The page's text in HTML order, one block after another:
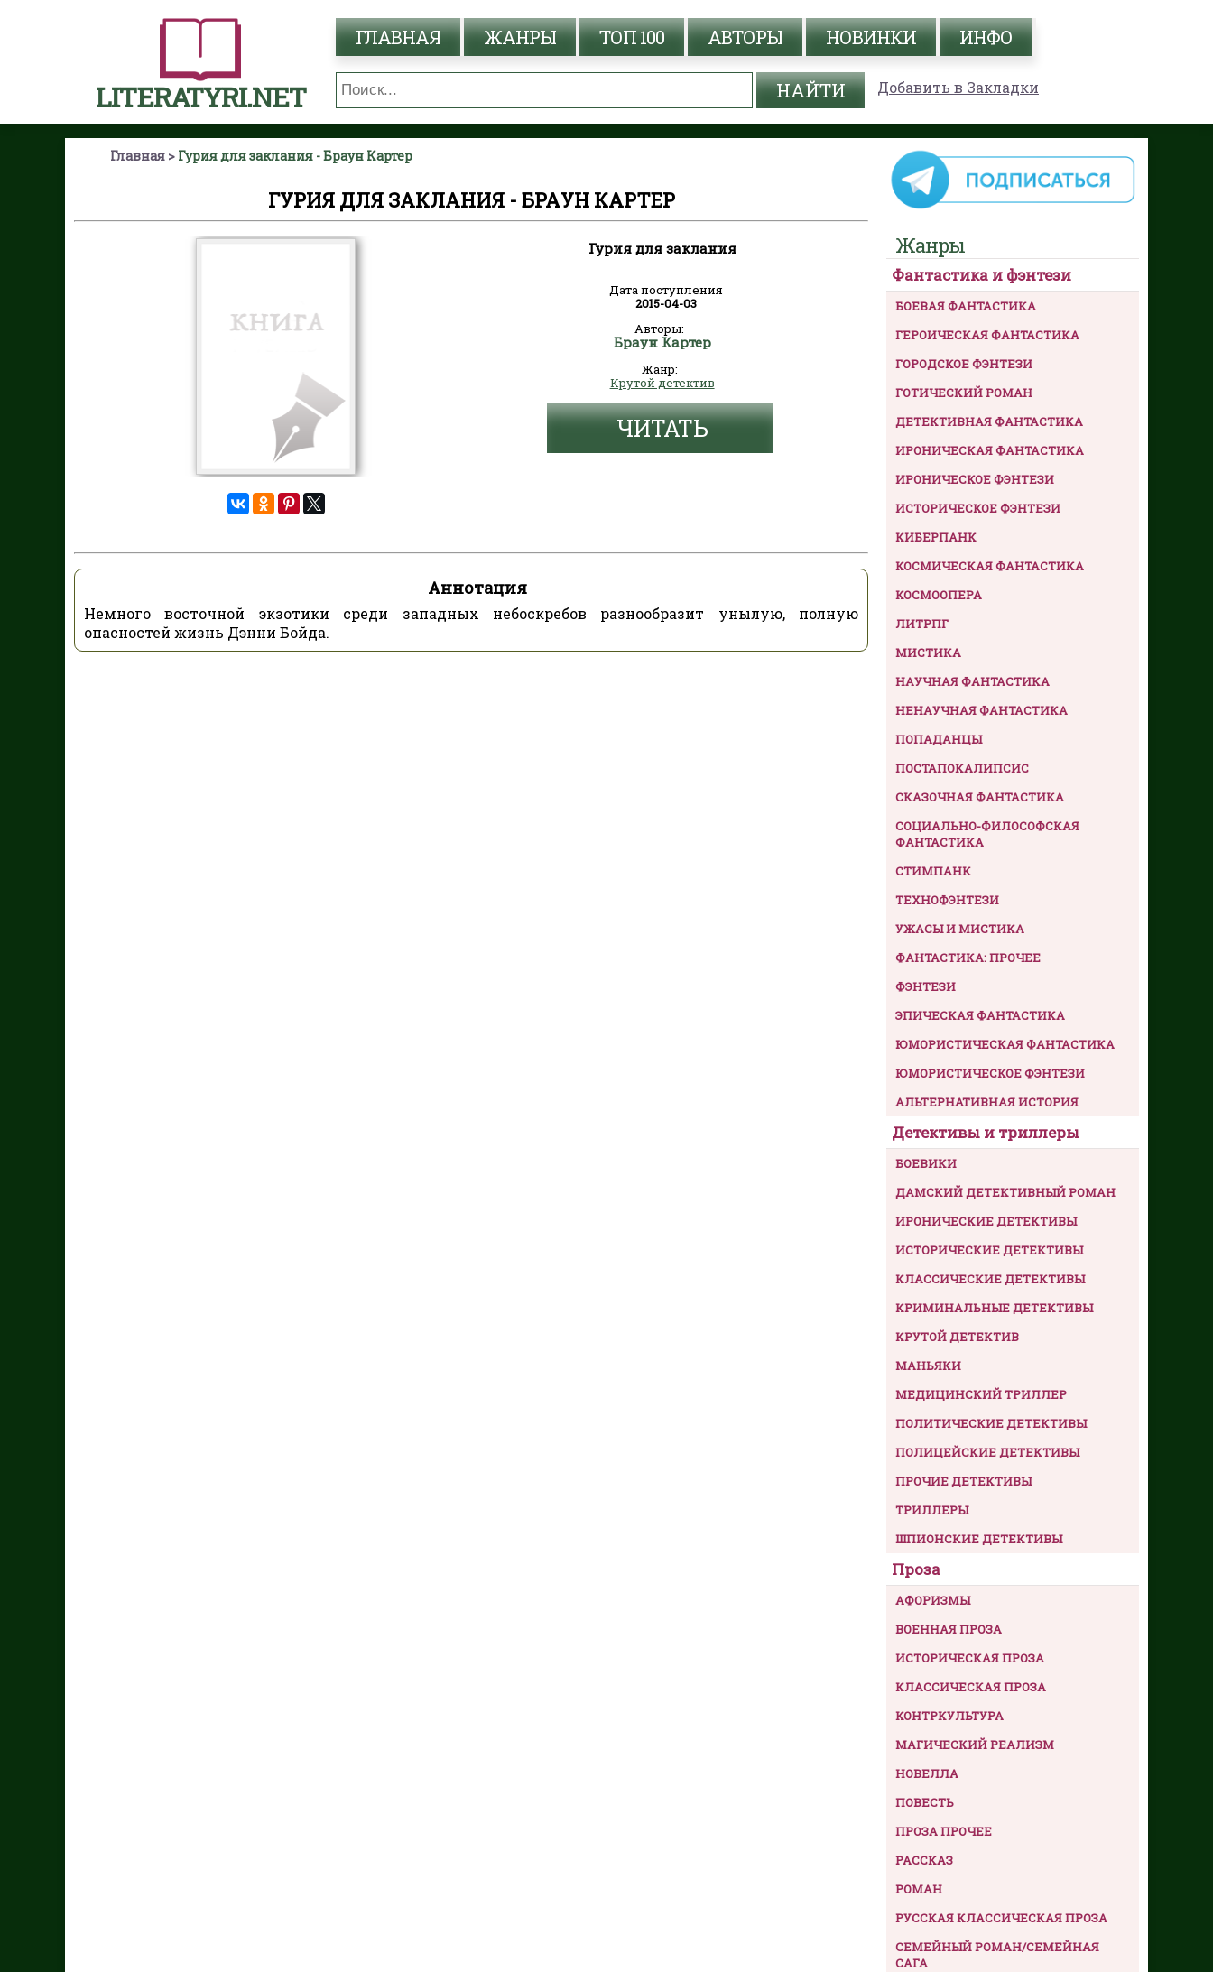
LITERATYRI.NET
ГЛАВНАЯ ЖАНРЫ ТОП 100 АВТОРЫ НОВИНКИ ИНФО
Добавить в Закладки
Главная Гурия для заклания - Браун Картер
ГУРИЯ ДЛЯ ЗАКЛАНИЯ - БРАУН КАРТЕР
Гурия для заклания
Дата поступления
2015-04-03
Авторы:
Браун Картер
Жанр:
Крутой детектив
ЧИТАТЬ
Аннотация
Немного восточной экзотики среди западных небоскребов разнообразит унылую, полную
опасностей жизнь Дэнни Бойда.
Жанры
Фантастика и фэнтези
БОЕВАЯ ФАНТАСТИКА
ГЕРОИЧЕСКАЯ ФАНТАСТИКА
ГОРОДСКОЕ ФЭНТЕЗИ
ГОТИЧЕСКИЙ РОМАН
ДЕТЕКТИВНАЯ ФАНТАСТИКА
ИРОНИЧЕСКАЯ ФАНТАСТИКА
ИРОНИЧЕСКОЕ ФЭНТЕЗИ
ИСТОРИЧЕСКОЕ ФЭНТЕЗИ
КИБЕРПАНК
КОСМИЧЕСКАЯ ФАНТАСТИКА
КОСМООПЕРА
ЛИТРПГ
МИСТИКА
НАУЧНАЯ ФАНТАСТИКА
НЕНАУЧНАЯ ФАНТАСТИКА
ПОПАДАНЦЫ
ПОСТАПОКАЛИПСИС
СКАЗОЧНАЯ ФАНТАСТИКА
СОЦИАЛЬНО-ФИЛОСОФСКАЯ
ФАНТАСТИКА
СТИМПАНК
ТЕХНОФЭНТЕЗИ
УЖАСЫ И МИСТИКА
ФАНТАСТИКА: ПРОЧЕЕ
ФЭНТЕЗИ
ЭПИЧЕСКАЯ ФАНТАСТИКА
ЮМОРИСТИЧЕСКАЯ ФАНТАСТИКА
ЮМОРИСТИЧЕСКОЕ ФЭНТЕЗИ
АЛЬТЕРНАТИВНАЯ ИСТОРИЯ
Детективы и триллеры
БОЕВИКИ
ДАМСКИЙ ДЕТЕКТИВНЫЙ РОМАН
ИРОНИЧЕСКИЕ ДЕТЕКТИВЫ
ИСТОРИЧЕСКИЕ ДЕТЕКТИВЫ
КЛАССИЧЕСКИЕ ДЕТЕКТИВЫ
КРИМИНАЛЬНЫЕ ДЕТЕКТИВЫ
КРУТОЙ ДЕТЕКТИВ
МАНЬЯКИ
МЕДИЦИНСКИЙ ТРИЛЛЕР
ПОЛИТИЧЕСКИЕ ДЕТЕКТИВЫ
ПОЛИЦЕЙСКИЕ ДЕТЕКТИВЫ
ПРОЧИЕ ДЕТЕКТИВЫ
ТРИЛЛЕРЫ
ШПИОНСКИЕ ДЕТЕКТИВЫ
Проза
АФОРИЗМЫ
ВОЕННАЯ ПРОЗА
ИСТОРИЧЕСКАЯ ПРОЗА
КЛАССИЧЕСКАЯ ПРОЗА
КОНТРКУЛЬТУРА
МАГИЧЕСКИЙ РЕАЛИЗМ
НОВЕЛЛА
ПОВЕСТЬ
ПРОЗА ПРОЧЕЕ
РАССКАЗ
РОМАН
РУССКАЯ КЛАССИЧЕСКАЯ ПРОЗА
СЕМЕЙНЫЙ РОМАН/СЕМЕЙНАЯ
САГА